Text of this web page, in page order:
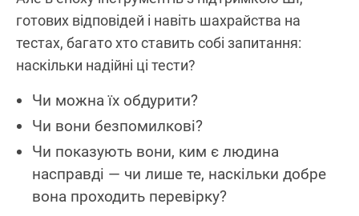
готових відповідей і навіть шахрайства на
тестах, багато хто ставить собі запитання:
наскільки надійні ці тести?
Чи можна їх обдурити?
Чи вони безпомилкові?
Чи показують вони, ким є людина
насправді — чи лише те, наскільки добре
вона проходить перевірку?